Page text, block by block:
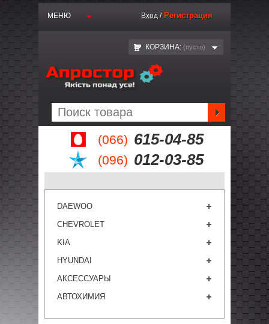
(066) 615-04-85
(096) 012-03-85
МЕНЮ Вход / Регистрация
КОРЗИНА: (пустo)
DAEWOO
CHEVROLET
KIA
HYUNDAI
АКСЕССУАРЫ
АВТОХИМИЯ